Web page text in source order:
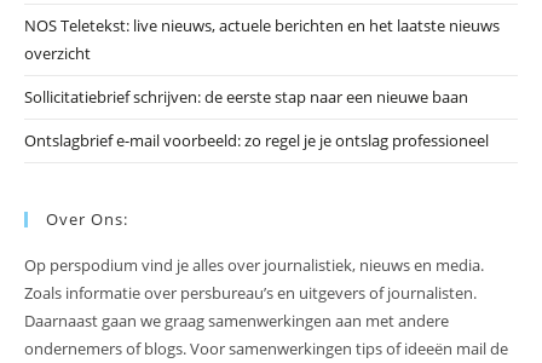
NOS Teletekst: live nieuws, actuele berichten en het laatste nieuws
overzicht
Sollicitatiebrief schrijven: de eerste stap naar een nieuwe baan
Ontslagbrief e-mail voorbeeld: zo regel je je ontslag professioneel
Over Ons:
Op perspodium vind je alles over journalistiek, nieuws en media.
Zoals informatie over persbureau’s en uitgevers of journalisten.
Daarnaast gaan we graag samenwerkingen aan met andere
ondernemers of blogs. Voor samenwerkingen tips of ideeën mail de